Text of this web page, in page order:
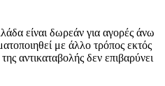
είναι δωρεάν για αγορές άνω
με άλλο τρόπος εκτός
αντικαταβολής δεν επιβαρύνει